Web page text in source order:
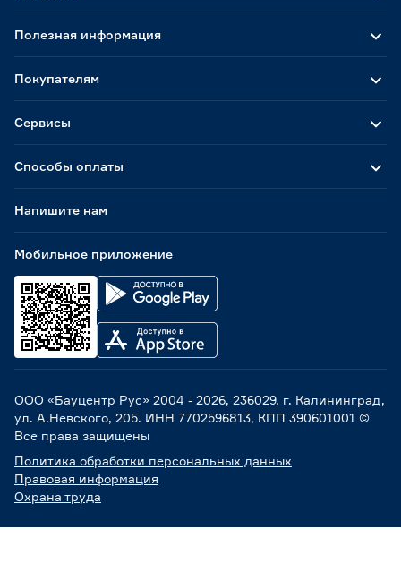
Способы оплаты
Мобильное приложение
Полезная информация
Покупателям
Сервисы
Напишите нам
ООО «Бауцентр Рус» 2004 - 2026, 236029, г. Калининград,
ул. А.Невского, 205. ИНН 7702596813, КПП 390601001 ©
Все права защищены
Политика обработки персональных данных
Правовая информация
Охрана труда